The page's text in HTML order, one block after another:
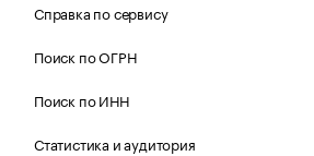
Справка по сервису
Поиск по ОГРН
Поиск по ИНН
Статистика и аудитория